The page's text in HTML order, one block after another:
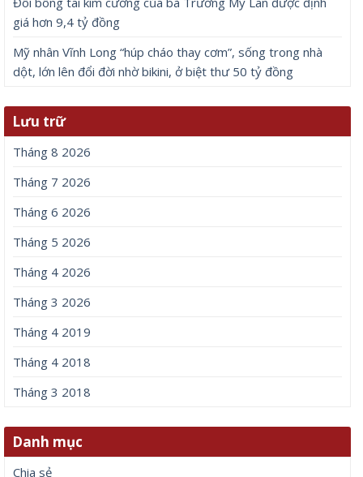
giá hơn 9,4 tỷ đồng
Mỹ nhân Vĩnh Long “húp cháo thay cơm”, sống trong nhà
dột, lớn lên đổi đời nhờ bikini, ở biệt thư 50 tỷ đồng
Lưu trữ
Tháng 8 2026
Tháng 7 2026
Tháng 6 2026
Tháng 5 2026
Tháng 4 2026
Tháng 3 2026
Tháng 4 2019
Tháng 4 2018
Tháng 3 2018
Danh mục
Chia sẻ